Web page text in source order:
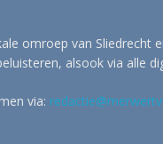
omroep van Sliedrecht
alsook via alle
via: